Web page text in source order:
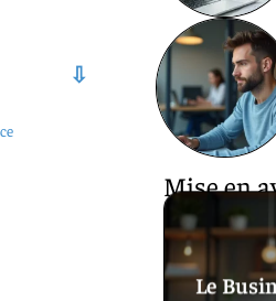
Mise en
Le